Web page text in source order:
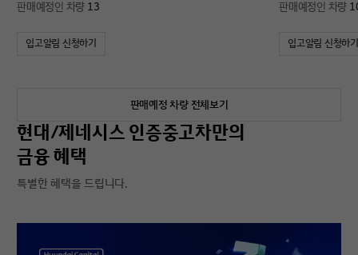
판매예정인 차량 13
입고알림 신청하기
판매예정인 차량
입고알림 신청하기
판매예정 차량 전체보기
현대/제네시스 인증중고차만의
금융 혜택
특별한 혜택을 드립니다.